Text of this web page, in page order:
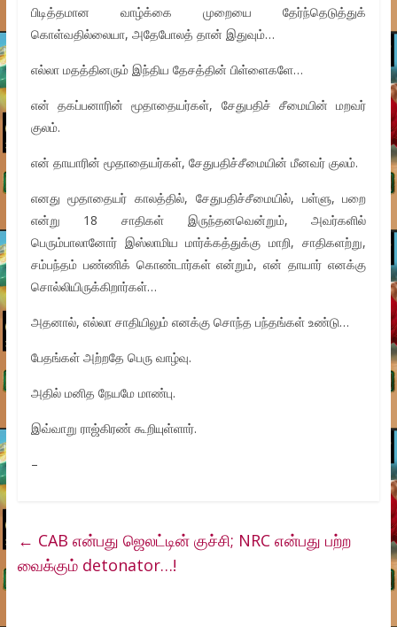
பிடித்தமான வாழ்க்கை முறையை தேர்ந்தெடுத்துக்
கொள்வதில்லையா, அதேபோலத் தான் இதுவும்…
எல்லா மதத்தினரும் இந்திய தேசத்தின் பிள்ளைகளே…
என் தகப்பனாரின் மூதாதையர்கள், சேதுபதிச் சீமையின் மறவர்
குலம்.
என் தாயாரின் மூதாதையர்கள், சேதுபதிச்சீமையின் மீனவர் குலம்.
எனது மூதாதையர் காலத்தில், சேதுபதிச்சீமையில், பள்ளு, பறை
என்று 18 சாதிகள் இருந்தனவென்றும், அவர்களில்
பெரும்பாலானோர் இஸ்லாமிய மார்க்கத்துக்கு மாறி, சாதிகளற்று,
சம்பந்தம் பண்ணிக் கொண்டார்கள் என்றும், என் தாயார் எனக்கு
சொல்லியிருக்கிறார்கள்…
அதனால், எல்லா சாதியிலும் எனக்கு சொந்த பந்தங்கள் உண்டு…
பேதங்கள் அற்றதே பெரு வாழ்வு.
அதில் மனித நேயமே மாண்பு.
இவ்வாறு ராஜ்கிரண் கூறியுள்ளார்.
–
← CAB என்பது ஜெலட்டின் குச்சி; NRC என்பது பற்ற
வைக்கும் detonator…!